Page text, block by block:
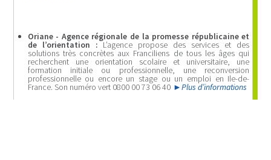
Oriane - Agence régionale de la promesse républicaine et
de l’orientation :L’agence propose des services et des
solutions très concrètes aux Franciliens de tous les âges qui
recherchent une orientation scolaire et universitaire, une
formation initiale ou professionnelle, une reconversion
professionnelle ou encore un stage ou un emploi en Ile-de-
France. Son numéro vert 0800 00 73 06 40 Plus d’informations